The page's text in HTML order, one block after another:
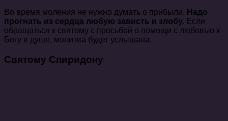
Во время моления не нужно думать о прибыли. Надо
прогнать из сердца любую зависть и злобу. Если
обращаться к святому с просьбой о помощи с любовью к
Богу в душе, молитва будет услышана.
Святому Спиридону